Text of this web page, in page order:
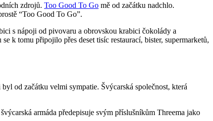
zdrojů. Too Good To Go mě od začátku nadchlo.
“Too Good To Go”.
s nápoji od pivovaru a obrovskou krabici čokolády a
k tomu připojilo přes deset tisíc restaurací, bister, supermarketů,
byl od začátku velmi sympatie. Švýcarská společnost, která
armáda předepisuje svým příslušníkům Threema jako